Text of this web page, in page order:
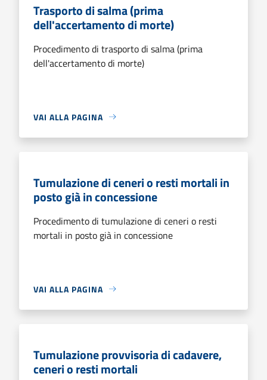
Trasporto di salma (prima
dell'accertamento di morte)
Procedimento di trasporto di salma (prima
dell'accertamento di morte)
VAI ALLA PAGINA
Tumulazione di ceneri o resti mortali in
posto già in concessione
Procedimento di tumulazione di ceneri o resti
mortali in posto già in concessione
VAI ALLA PAGINA
Tumulazione provvisoria di cadavere,
ceneri o resti mortali